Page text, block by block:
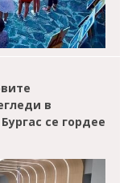
в
се гордее